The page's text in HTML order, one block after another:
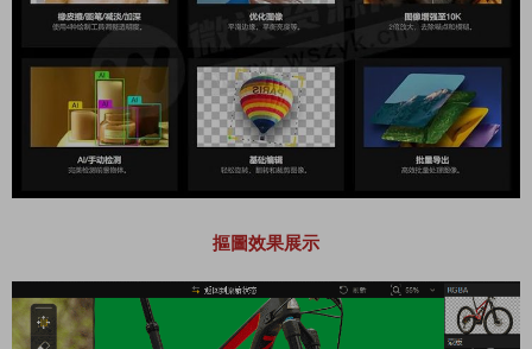
摳圖效果展示